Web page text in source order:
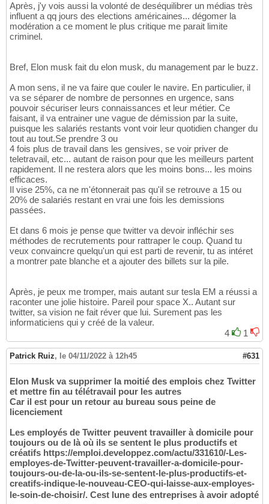
Après, j'y vois aussi la volonté de deséquilibrer un médias très
influent a qq jours des elections américaines... dégomer la
modération a ce moment le plus critique me parait limite
criminel.
Bref, Elon musk fait du elon musk, du management par le buzz.
A mon sens, il ne va faire que couler le navire. En particulier, il
va se séparer de nombre de personnes en urgence, sans
pouvoir sécuriser leurs connaissances et leur métier. Ce
faisant, il va entrainer une vague de démission par la suite,
puisque les salariés restants vont voir leur quotidien changer du
tout au tout.Se prendre 3 ou
4 fois plus de travail dans les gensives, se voir priver de
teletravail, etc... autant de raison pour que les meilleurs partent
rapidement. Il ne restera alors que les moins bons... les moins
efficaces.
Il vise 25%, ca ne m'étonnerait pas qu'il se retrouve a 15 ou
20% de salariés restant en vrai une fois les demissions
passées.
Et dans 6 mois je pense que twitter va devoir infléchir ses
méthodes de recrutements pour rattraper le coup. Quand tu
veux convaincre quelqu'un qui est parti de revenir, tu as intéret
a montrer pate blanche et a ajouter des billets sur la pile.
Après, je peux me tromper, mais autant sur tesla EM a réussi a
raconter une jolie histoire. Pareil pour space X.. Autant sur
twitter, sa vision ne fait réver que lui. Surement pas les
informaticiens qui y créé de la valeur.
4
1
Patrick Ruiz, le 04/11/2022 à 12h45 #631
Elon Musk va supprimer la moitié des emplois chez Twitter
et mettre fin au télétravail pour les autres
Car il est pour un retour au bureau sous peine de
licenciement
Les employés de Twitter peuvent travailler à domicile pour
toujours ou de là où ils se sentent le plus productifs et
créatifs https://emploi.developpez.com/actu/331610/-Les-
employes-de-Twitter-peuvent-travailler-a-domicile-pour-
toujours-ou-de-la-ou-ils-se-sentent-le-plus-productifs-et-
creatifs-indique-le-nouveau-CEO-qui-laisse-aux-employes-
le-soin-de-choisir/. Cest lune des entreprises à avoir adopté